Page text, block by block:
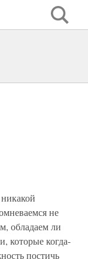
не
обладаем ли
которые когда-
постичь